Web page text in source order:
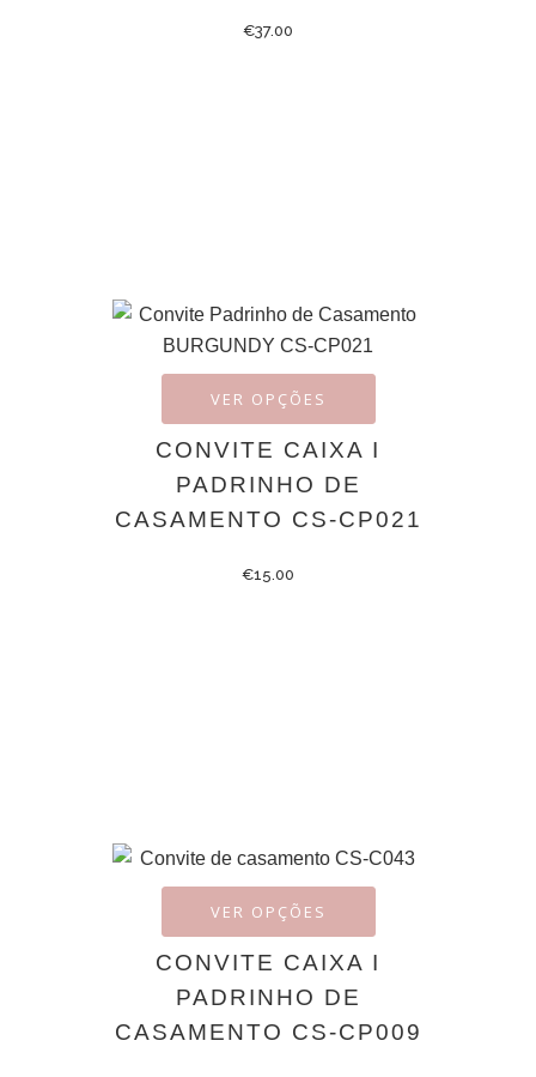
€37.00
VER OPÇÕES
CONVITE CAIXA I
PADRINHO DE
CASAMENTO CS-CP021
€15.00
VER OPÇÕES
CONVITE CAIXA I
PADRINHO DE
CASAMENTO CS-CP009